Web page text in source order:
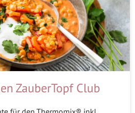
ZauberTopf Club